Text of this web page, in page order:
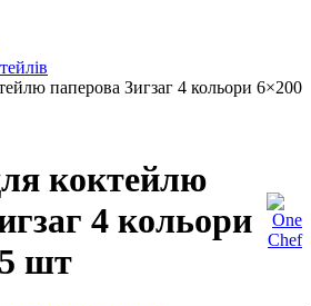
паперова Зигзаг 4 кольори 6×200
коктейлю
4 кольори
шт